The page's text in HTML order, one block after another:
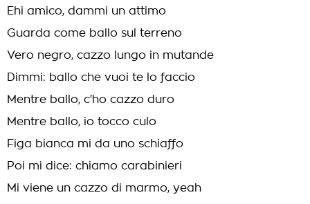
Ehi amico, dammi un attimo
Guarda come ballo sul terreno
Vero negro, cazzo lungo in mutande
Dimmi: ballo che vuoi te lo faccio
Mentre ballo, c'ho cazzo duro
Mentre ballo, io tocco culo
Figa bianca mi da uno schiaffo
Poi mi dice: chiamo carabinieri
Mi viene un cazzo di marmo, yeah